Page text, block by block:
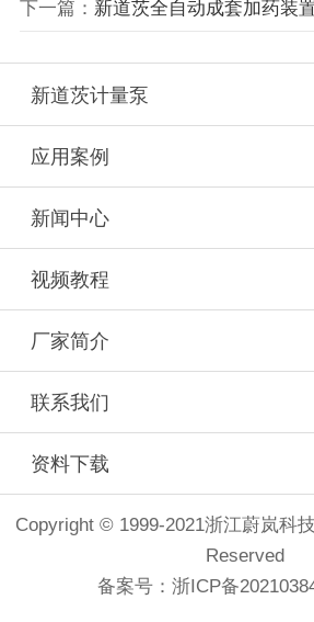
下一篇： 新道茨全自动成套加药
新道茨计量泵
应用案例
新闻中心
视频教程
厂家简介
联系我们
资料下载
Copyright © 1999-2021浙江蔚岚科
Reserved
备案号：浙ICP备